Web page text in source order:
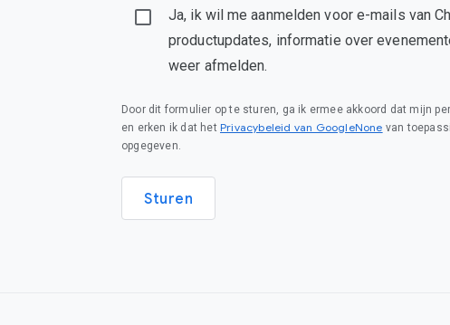
Ja, ik wil me aanmelden voor e-mails van
productupdates, informatie over
weer afmelden.
Door dit formulier op te sturen, ga ik ermee akkoord dat mijn
en erken ik dat het Privacybeleid van GoogleNone van
opgegeven.
Sturen